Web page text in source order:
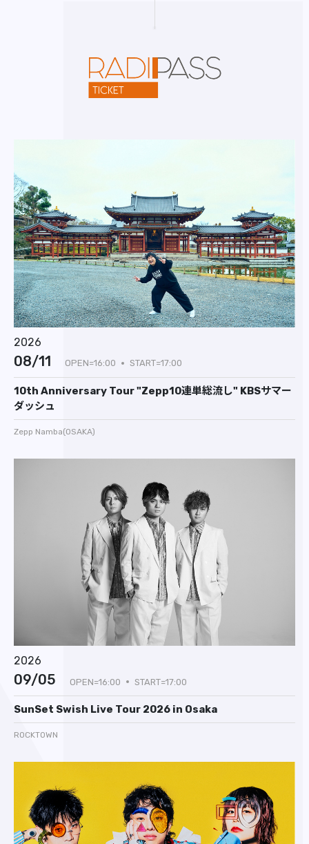
2026
08/11 OPEN=16:00 START=17:00
10th Anniversary Tour "Zepp10連単総流し" KBSサマー
ダッシュ
Zepp Namba(OSAKA)
2026
09/05 OPEN=16:00 START=17:00
SunSet Swish Live Tour 2026 in Osaka
ROCKTOWN